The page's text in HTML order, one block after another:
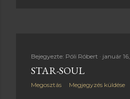
Bejegyezte: Póli Róbert január
STAR-SOUL
Megosztás Megjegyzés küldése